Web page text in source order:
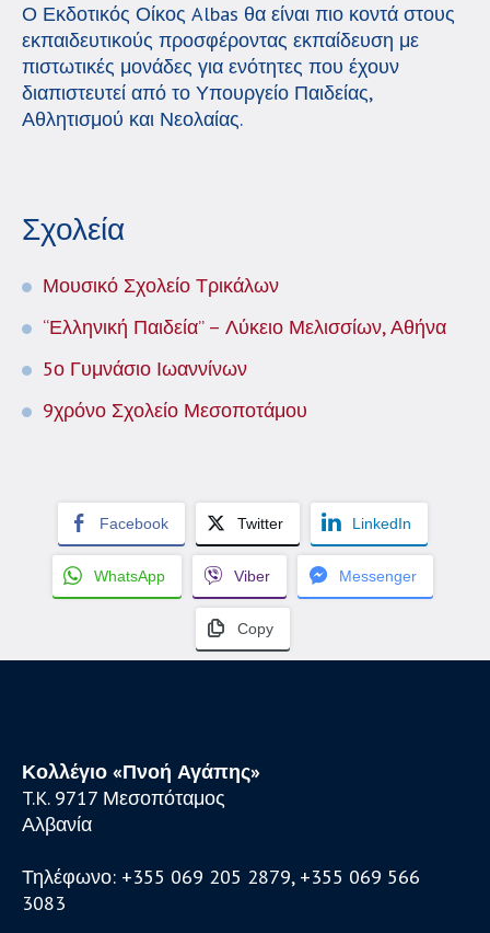
Ο Εκδοτικός Οίκος Albas θα είναι πιο κοντά στους
εκπαιδευτικούς προσφέροντας εκπαίδευση με
πιστωτικές μονάδες για ενότητες που έχουν
διαπιστευτεί από το Υπουργείο Παιδείας,
Αθλητισμού και Νεολαίας.
Σχολεία
Μουσικό Σχολείο Τρικάλων
“Ελληνική Παιδεία” – Λύκειο Μελισσίων, Αθήνα
5ο Γυμνάσιο Ιωαννίνων
9χρόνο Σχολείο Μεσοποτάμου
Facebook Twitter LinkedIn
WhatsApp Viber Messenger
Copy
Κολλέγιο «Πνοή Αγάπης»
T.K. 9717 Μεσοπόταμος
Αλβανία
Τηλέφωνο: +355 069 205 2879, +355 069 566
3083